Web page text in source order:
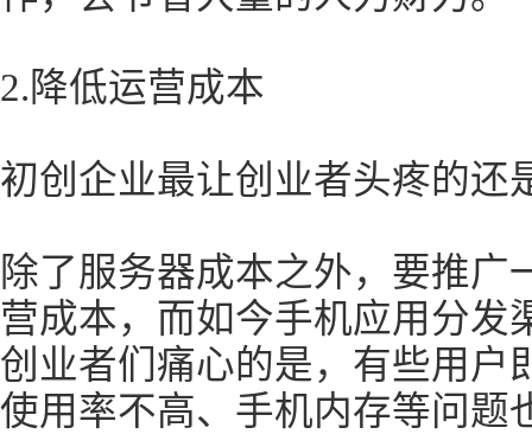
2.降低运营成本
初创企业最让创业者头疼的还
除了服务器成本之外，要推广
营成本，而如今手机应用分发
创业者们痛心的是，有些用户
使用率不高、手机内存等问题